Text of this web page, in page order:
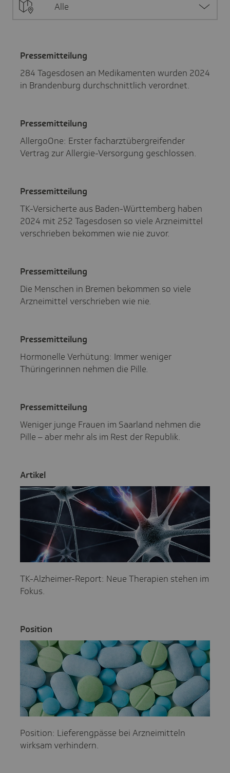
Alle
Pres­se­mit­tei­lung
284 Tagesdosen an Medikamenten wurden 2024
in Brandenburg durchschnittlich verordnet.
Pres­se­mit­tei­lung
AllergoOne: Erster facharztübergreifender
Vertrag zur Allergie-Versorgung geschlossen.
Pres­se­mit­tei­lung
TK-Versicherte aus Baden-Württemberg haben
2024 mit 252 Tagesdosen so viele Arzneimittel
verschrieben bekommen wie nie zuvor.
Pres­se­mit­tei­lung
Die Menschen in Bremen bekommen so viele
Arzneimittel verschrieben wie nie.
Pres­se­mit­tei­lung
Hormonelle Verhütung: Immer weniger
Thüringerinnen nehmen die Pille.
Pres­se­mit­tei­lung
Weniger junge Frauen im Saarland nehmen die
Pille – aber mehr als im Rest der Republik.
Artikel
TK-Alzheimer-Report: Neue Therapien stehen im
Fokus.
Posi­tion
Position: Lieferengpässe bei Arzneimitteln
wirksam verhindern.